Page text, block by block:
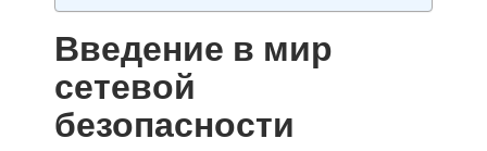
Введение в мир
сетевой
безопасности